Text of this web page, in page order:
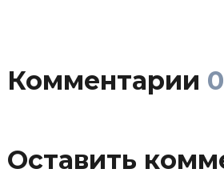
Комментарии 0
Оставить